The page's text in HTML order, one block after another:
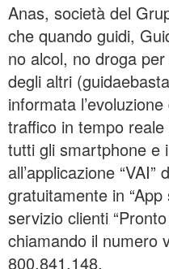
Anas, società del
che quando guidi,
no alcol, no droga
degli altri
informata
traffico in tempo
tutti gli smartphone e
all’applicazione
gratuitamente in “App
servizio clienti
chiamando il numero
800.841.148.